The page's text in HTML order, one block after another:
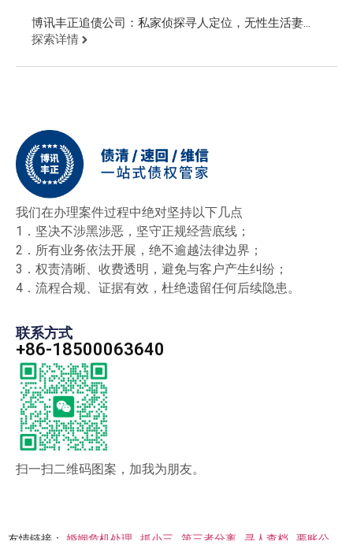
博讯丰正追债公司：私家侦探寻人定位，无性生活妻子
出轨第三者
探索详情
我们在办理案件过程中绝对坚持以下几点
1．坚决不涉黑涉恶，坚守正规经营底线；
2．所有业务依法开展，绝不逾越法律边界；
3．权责清晰、收费透明，避免与客户产生纠纷；
4．流程合规、证据有效，杜绝遗留任何后续隐患。
联系方式
+86-18500063640
扫一扫二维码图案，加我为朋友。
友情链接： 婚姻危机处理 抓小三 第三者分离 寻人查档
要账公